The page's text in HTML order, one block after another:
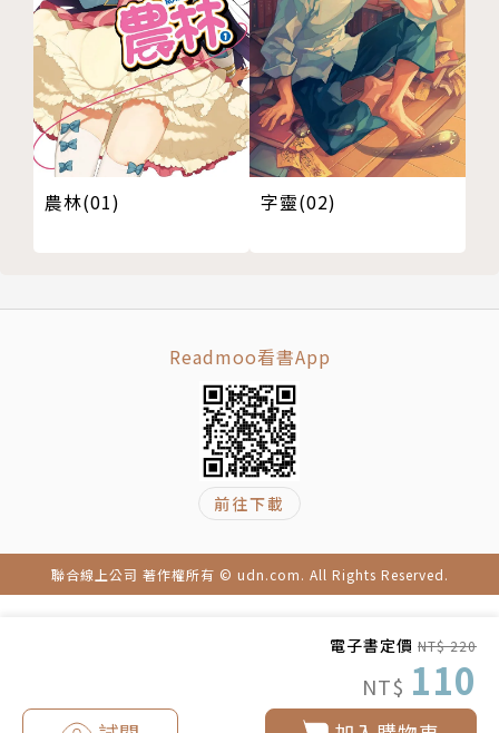
電子書定價 NT$ 220
NT$ 110
農林(01) 字靈(02)
Readmoo看書App
前往下載
聯合線上公司 著作權所有 © udn.com. All Rights Reserved.